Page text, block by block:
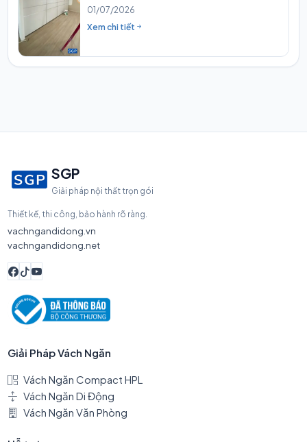
01/07/2026
Xem chi tiết
SGP
Giải pháp nội thất trọn gói
Thiết kế, thi công, bảo hành rõ ràng.
vachngandidong.vn
vachngandidong.net
Giải Pháp Vách Ngăn
Vách Ngăn Compact HPL
Vách Ngăn Di Động
Vách Ngăn Văn Phòng